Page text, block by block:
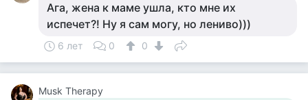
Ага, жена к маме ушла, кто мне их
испечет?! Ну я сам могу, но лениво)))
6 лет 0 0
Musk Therapy